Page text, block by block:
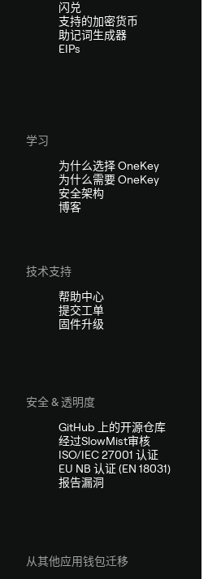
闪兑
支持的加密货币
助记词生成器
EIPs
学习
为什么选择 OneKey
为什么需要 OneKey
安全架构
博客
技术支持
帮助中心
提交工单
固件升级
安全 & 透明度
GitHub 上的开源仓库
经过SlowMist审核
ISO/IEC 27001 认证
EU NB 认证 (EN 18031)
报告漏洞
从其他应用钱包迁移